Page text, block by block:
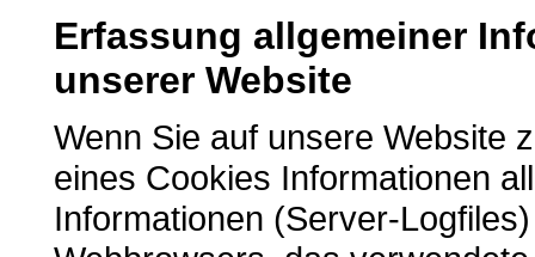
Erfassung allgemeiner
unserer Website
Wenn Sie auf unsere Website
eines Cookies Informationen
Informationen (Server-